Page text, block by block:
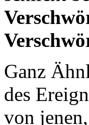
Ganz
des
von